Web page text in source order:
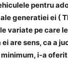
pentru
generatiei ei (
variate pe care
ei are sens, ca a
i-a